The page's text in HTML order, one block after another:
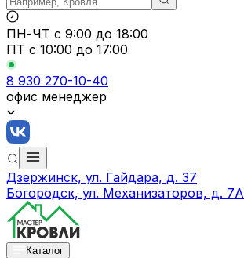
ПН-ЧТ с 9:00 до 18:00
ПТ с 10:00 до 17:00
8 930 270-10-40
офис менеджер
Дзержинск, ул. Гайдара, д. 37
Богородск, ул. Механизаторов, д. 7А
Каталог